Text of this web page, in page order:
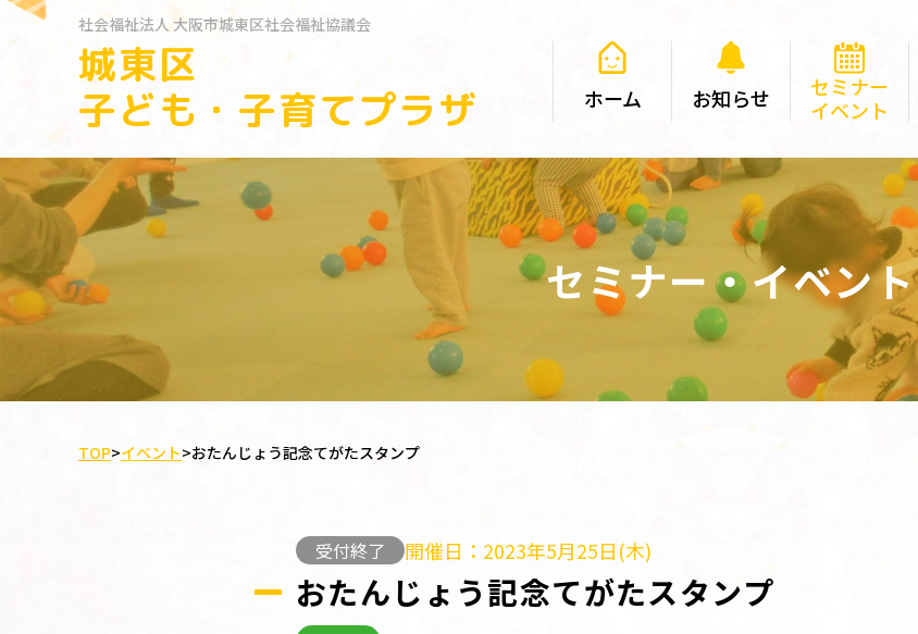
社会福祉法人大阪市城東区社会福祉協議会
城東区
子ども・子育てプラザ
ホーム お知らせ
セミナー
イベント
セミナー・イベント
TOP>イベント>おたんじょう記念てがたスタンプ
受付終了 開催日：2023年5月25日(木)
おたんじょう記念てがたスタンプ